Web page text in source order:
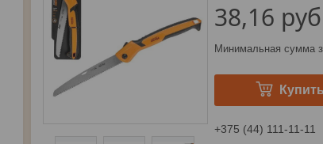
38,16
Минимальная сумма
Купить
+375 (44) 111-11-11